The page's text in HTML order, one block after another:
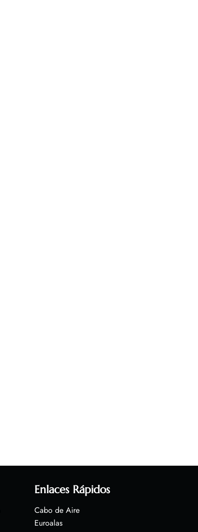
Enlaces Rápidos
Cabo de Aire
Euroalas